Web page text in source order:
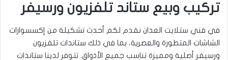
تركيب وبيع ستاند تلفزيون ورسيفر
في فني ستلايت العدان نقدم لكم أحدث تشكيلة من إكسسوارات
الشاشات المتطورة والعصرية، بما في ذلك ستاندات تلفزيون
ورسيفر أصلية ومميزة تناسب جميع الأذواق. تتوفر لدينا ستاندات